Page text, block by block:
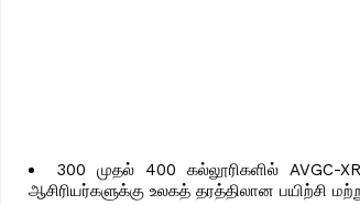
300 முதல் 400 கல்லூரிகளில் AVGC-
ஆசிரியர்களுக்கு உலகத் தரத்திலான பயிற்சி